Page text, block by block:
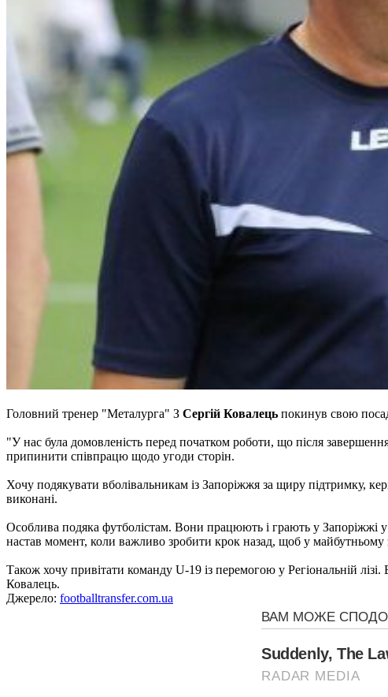
Головний тренер "Металурга" З Сергій Ковалець покинув свою
"У нас була домовленість перед початком роботи, що після
припинити співпрацю щодо угоди сторін.
Хочу подякувати вболівальникам із Запоріжжя за щиру підтримку,
виконані.
Особлива подяка футболістам. Вони працюють і грають у Запоріжжі
настав момент, коли важливо зробити крок назад, щоб у майбутньому
Також хочу привітати команду U-19 із перемогою у Регіональній
Ковалець.
Джерело: footballtransfer.com.ua